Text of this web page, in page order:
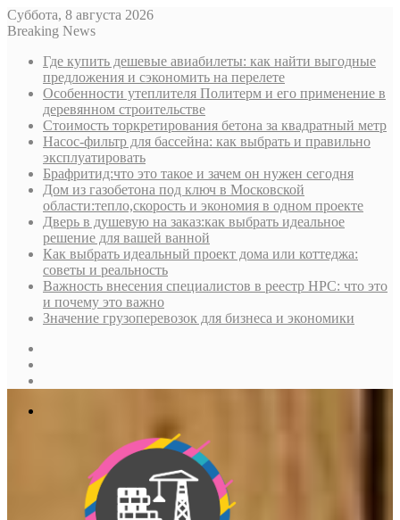
Суббота, 8 августа 2026
Breaking News
Где купить дешевые авиабилеты: как найти выгодные
предложения и сэкономить на перелете
Особенности утеплителя Политерм и его применение в
деревянном строительстве
Стоимость торкретирования бетона за квадратный метр
Насос-фильтр для бассейна: как выбрать и правильно
эксплуатировать
Брафритид:что это такое и зачем он нужен сегодня
Дом из газобетона под ключ в Московской
области:тепло,скорость и экономия в одном проекте
Дверь в душевую на заказ:как выбрать идеальное
решение для вашей ванной
Как выбрать идеальный проект дома или коттеджа:
советы и реальность
Важность внесения специалистов в реестр НРС: что это
и почему это важно
Значение грузоперевозок для бизнеса и экономики